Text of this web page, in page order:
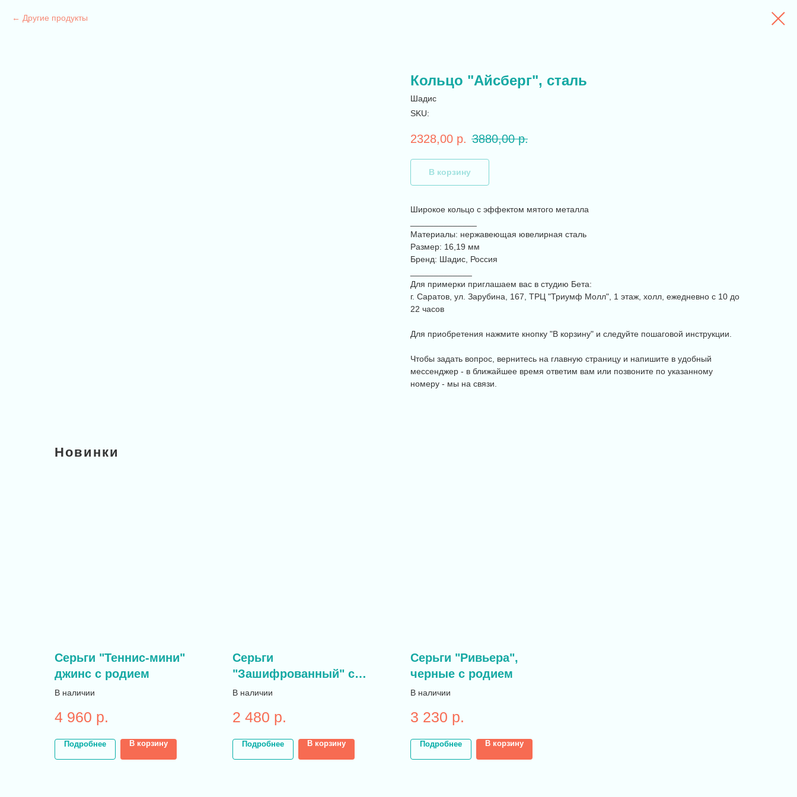
Другие продукты
Кольцо "Айсберг", сталь
Шадис
SKU:
2328,00 р. 3880,00 р.
В корзину
Широкое кольцо с эффектом мятого металла
Материалы: нержавеющая ювелирная сталь
Размер: 16,19 мм
Бренд: Шадис, Россия
Для примерки приглашаем вас в студию Бета:
г. Саратов, ул. Зарубина, 167, ТРЦ "Триумф Молл", 1 этаж, холл, ежедневно с 10 до
22 часов
Для приобретения нажмите кнопку "В корзину" и следуйте пошаговой инструкции.
Чтобы задать вопрос, вернитесь на главную страницу и напишите в удобный
мессенджер - в ближайшее время ответим вам или позвоните по указанному
номеру - мы на связи.
Новинки
Серьги "Теннис-мини"
джинс с родием
В наличии
4 960 р.
Подробнее В корзину
Серьги
"Зашифрованный" с
золотом и родием
В наличии
2 480 р.
Подробнее В корзину
Серьги "Ривьера",
черные с родием
В наличии
3 230 р.
Подробнее В корзину